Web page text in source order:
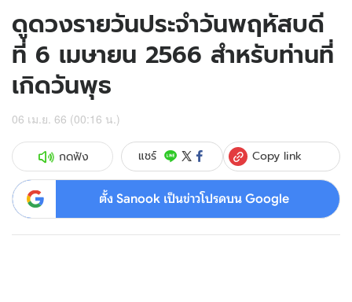
ดูดวงรายวันประจำวันพฤหัสบดี
ที่ 6 เมษายน 2566 สำหรับท่านที่
เกิดวันพุธ
06 เม.ย. 66 (00:16 น.)
กดฟัง แชร์ Copy link
ตั้ง Sanook เป็นข่าวโปรดบน Google